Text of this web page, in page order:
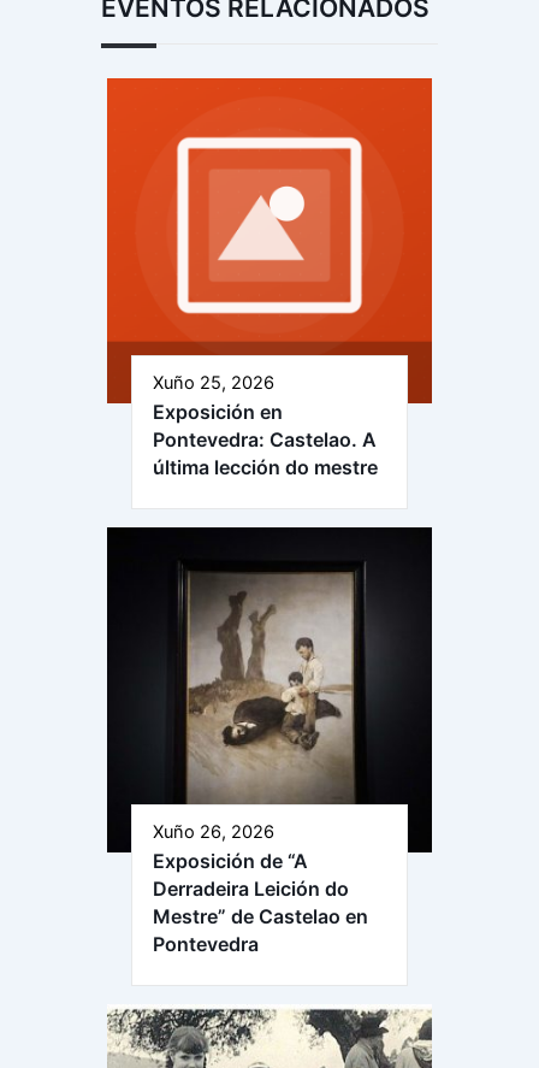
EVENTOS RELACIONADOS
Xuño 25, 2026
Exposición en
Pontevedra: Castelao. A
última lección do mestre
Xuño 26, 2026
Exposición de “A
Derradeira Leición do
Mestre” de Castelao en
Pontevedra